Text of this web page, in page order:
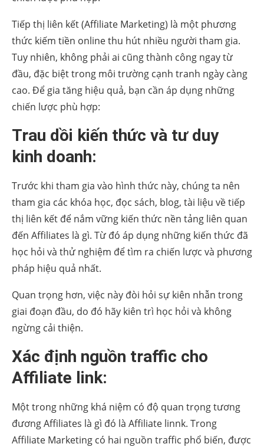
Tiếp thị liên kết (Affiliate Marketing) là một phương
thức kiếm tiền online thu hút nhiều người tham gia.
Tuy nhiên, không phải ai cũng thành công ngay từ
đầu, đặc biệt trong môi trường cạnh tranh ngày càng
cao. Để gia tăng hiệu quả, bạn cần áp dụng những
chiến lược phù hợp:
Trau dồi kiến thức và tư duy
kinh doanh:
Trước khi tham gia vào hình thức này, chúng ta nên
tham gia các khóa học, đọc sách, blog, tài liệu về tiếp
thị liên kết để nắm vững kiến thức nền tảng liên quan
đến Affiliates là gì. Từ đó áp dụng những kiến thức đã
học hỏi và thử nghiệm để tìm ra chiến lược và phương
pháp hiệu quả nhất.
Quan trọng hơn, việc này đòi hỏi sự kiên nhẫn trong
giai đoạn đầu, do đó hãy kiên trì học hỏi và không
ngừng cải thiện.
Xác định nguồn traffic cho
Affiliate link:
Một trong những khá niệm có độ quan trọng tương
đương Affiliates là gì đó là Affiliate linnk. Trong
Affiliate Marketing có hai nguồn traffic phổ biến, được